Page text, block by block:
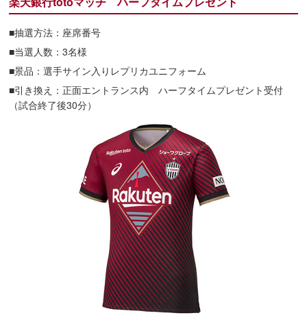
■抽選方法：座席番号
■当選人数：3名様
■景品：選手サイン入りレプリカユニフォーム
■引き換え：正面エントランス内 ハーフタイムプレゼント受付
（試合終了後30分）